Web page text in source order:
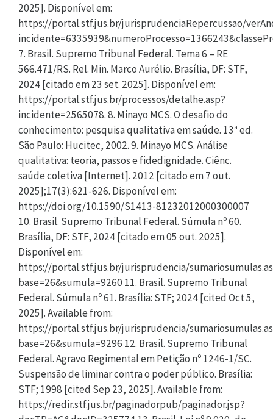
2025]. Disponível em:
https://portal.stf.jus.br/jurisprudenciaRepercussao/
7. Brasil. Supremo Tribunal Federal. Tema 6 – RE
566.471/RS. Rel. Min. Marco Aurélio. Brasília, DF: STF,
2024 [citado em 23 set. 2025]. Disponível em:
https://portal.stf.jus.br/processos/detalhe.asp?
incidente=2565078. 8. Minayo MCS. O desafio do
conhecimento: pesquisa qualitativa em saúde. 13ª ed.
São Paulo: Hucitec, 2002. 9. Minayo MCS. Análise
qualitativa: teoria, passos e fidedignidade. Ciênc.
saúde coletiva [Internet]. 2012 [citado em 7 out.
2025];17(3):621-626. Disponível em:
https://doi.org/10.1590/S1413-81232012000300007
10. Brasil. Supremo Tribunal Federal. Súmula nº 60.
Brasília, DF: STF, 2024 [citado em 05 out. 2025].
Disponível em:
https://portal.stf.jus.br/jurisprudencia/
base=26&sumula=9260 11. Brasil. Supremo Tribunal
Federal. Súmula nº 61. Brasília: STF; 2024 [cited Oct 5,
2025]. Available from:
https://portal.stf.jus.br/jurisprudencia/
base=26&sumula=9296 12. Brasil. Supremo Tribunal
Federal. Agravo Regimental em Petição nº 1246-1/SC.
Suspensão de liminar contra o poder público. Brasília:
STF; 1998 [cited Sep 23, 2025]. Available from:
https://redir.stf.jus.br/paginadorpub/paginador.jsp?